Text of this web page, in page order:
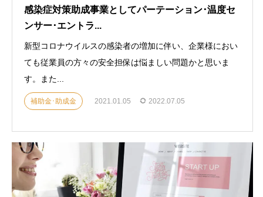
感染症対策助成事業としてパーテーション･温度セ
ンサー･エントラ...
新型コロナウイルスの感染者の増加に伴い、企業様におい
ても従業員の方々の安全担保は悩ましい問題かと思いま
す。また...
補助金･助成金 2021.01.05 2022.07.05